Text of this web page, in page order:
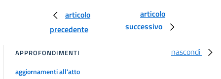
articolo
precedente
articolo
successivo
nascondi
APPROFONDIMENTI
aggiornamenti all'atto